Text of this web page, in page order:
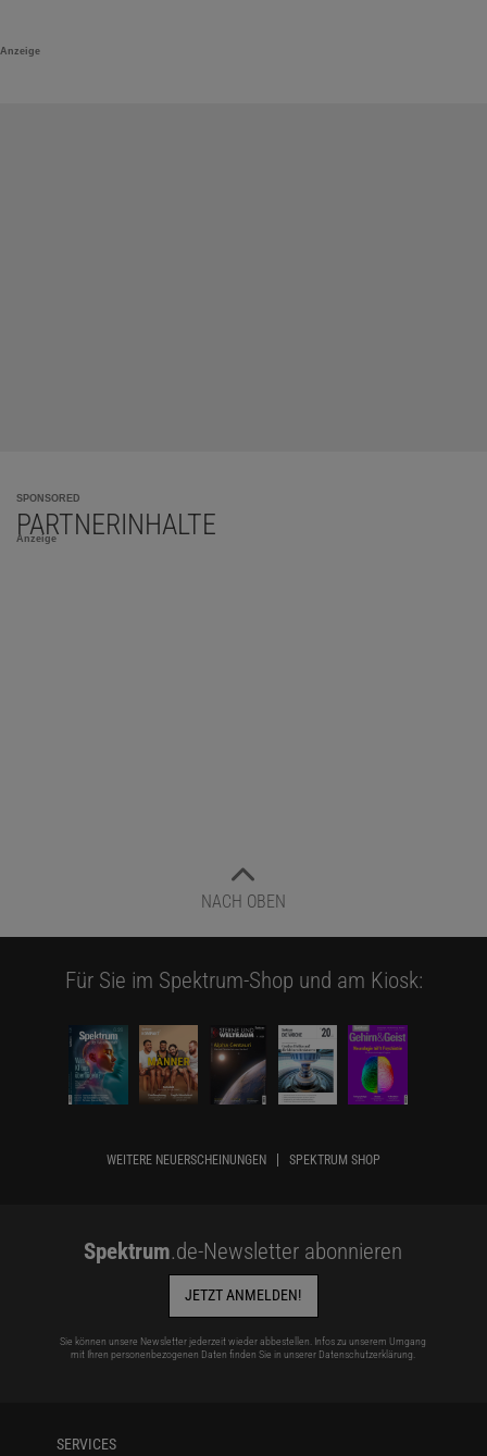
Anzeige
SPONSORED
PARTNERINHALTE
Anzeige
NACH OBEN
Für Sie im Spektrum-Shop und am Kiosk:
WEITERE NEUERSCHEINUNGEN SPEKTRUM SHOP
Spektrum.de-Newsletter abonnieren
JETZT ANMELDEN!
Sie können unsere Newsletter jederzeit wieder abbestellen. Infos zu unserem Umgang
mit Ihren personenbezogenen Daten finden Sie in unserer Datenschutzerklärung
SERVICES